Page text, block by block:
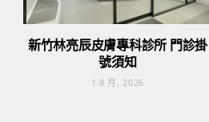
新竹林亮辰皮膚專科診所 門診掛
號須知
1 8 月, 2026